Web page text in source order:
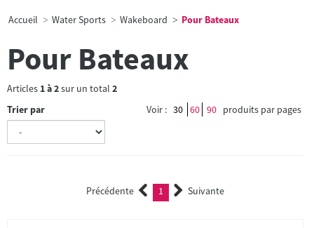
Accueil Water Sports Wakeboard Pour Bateaux
Pour Bateaux
Articles 1à2sur un total 2
Trier par
Voir : 30 60 90 produits par pages
Précédente 1 (current)Suivante